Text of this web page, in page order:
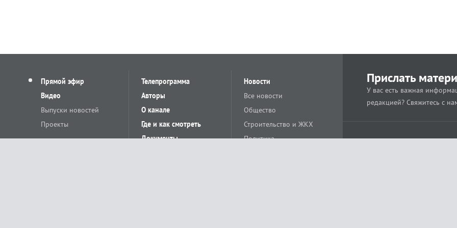
Прямой эфир
Видео
Выпуски новостей
Проекты
Телепрограмма
Авторы
О канале
Где и как смотреть
Документы
Новости
Все новости
Общество
Строительство и ЖКХ
Политика
Прислать
У вас есть важная
редакцией? Свяжитесь с